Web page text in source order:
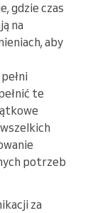
gdzie czas
na
aby
te
potrzeb
za